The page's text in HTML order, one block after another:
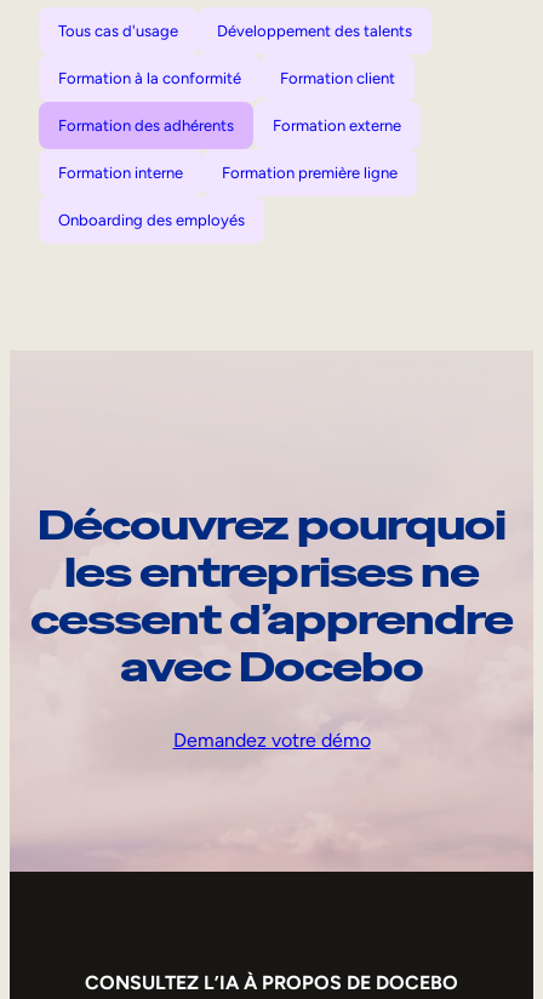
Tous cas d'usage Développement des talents
Formation à la conformité Formation client
Formation des adhérents Formation externe
Formation interne Formation première ligne
Onboarding des employés
Découvrez pourquoi
les entreprises ne
cessent d’apprendre
avec Docebo
Demandez votre démo
CONSULTEZ L’IA À PROPOS DE DOCEBO